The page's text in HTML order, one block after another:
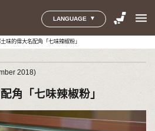
LANGUAGE menu
味的偉大名配角「七味辣椒粉」
2018)
角「七味辣椒粉」